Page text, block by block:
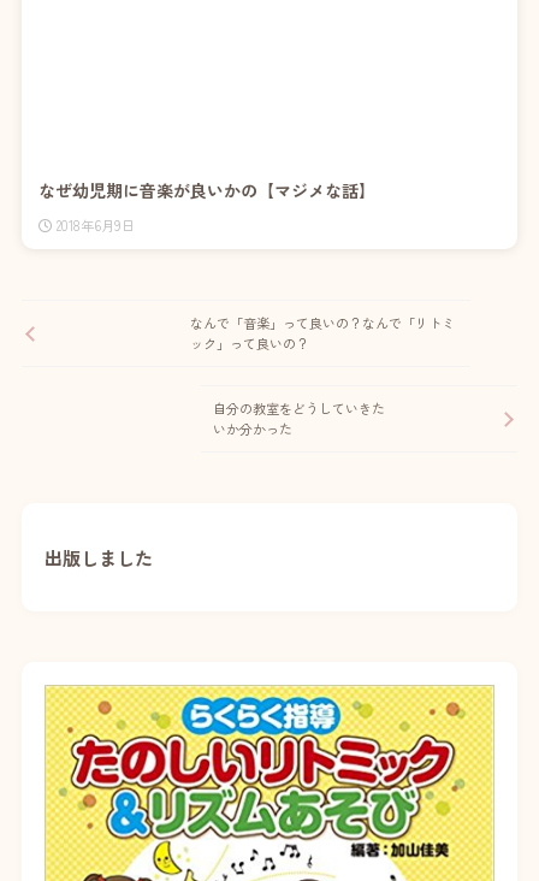
なぜ幼児期に音楽が良いかの【マジメな話】
2018年6月9日
なんで「音楽」って良いの？なんで「リトミ
ック」って良いの？
自分の教室をどうしていきた
いか分かった
出版しました